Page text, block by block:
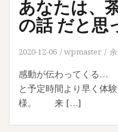
あなたは、
の話 だと思
2020-12-06 wpmaster
感動が伝わってくる…
と予定時間より早く体
様。 来 […]